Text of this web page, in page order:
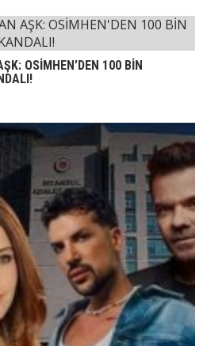
OSİMHEN’DEN 100 BİN